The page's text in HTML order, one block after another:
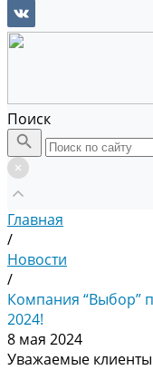
Поиск
Главная
/
Новости
/
Компания “Выбор”
2024!
8 мая 2024
Уважаемые